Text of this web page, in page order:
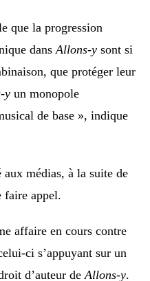
que la progression
dansAllons-y sont si
que protéger leur
y un monopole
de base », indique
médias, à la suite de
faire appel.
affaire en cours contre
ci s’appuyant sur un
d’auteur deAllons-y.